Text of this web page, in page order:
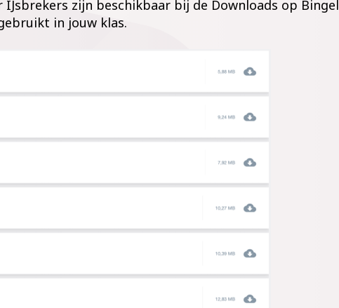
zijn beschikbaar bij de Downloads op Bingel
in jouw klas.